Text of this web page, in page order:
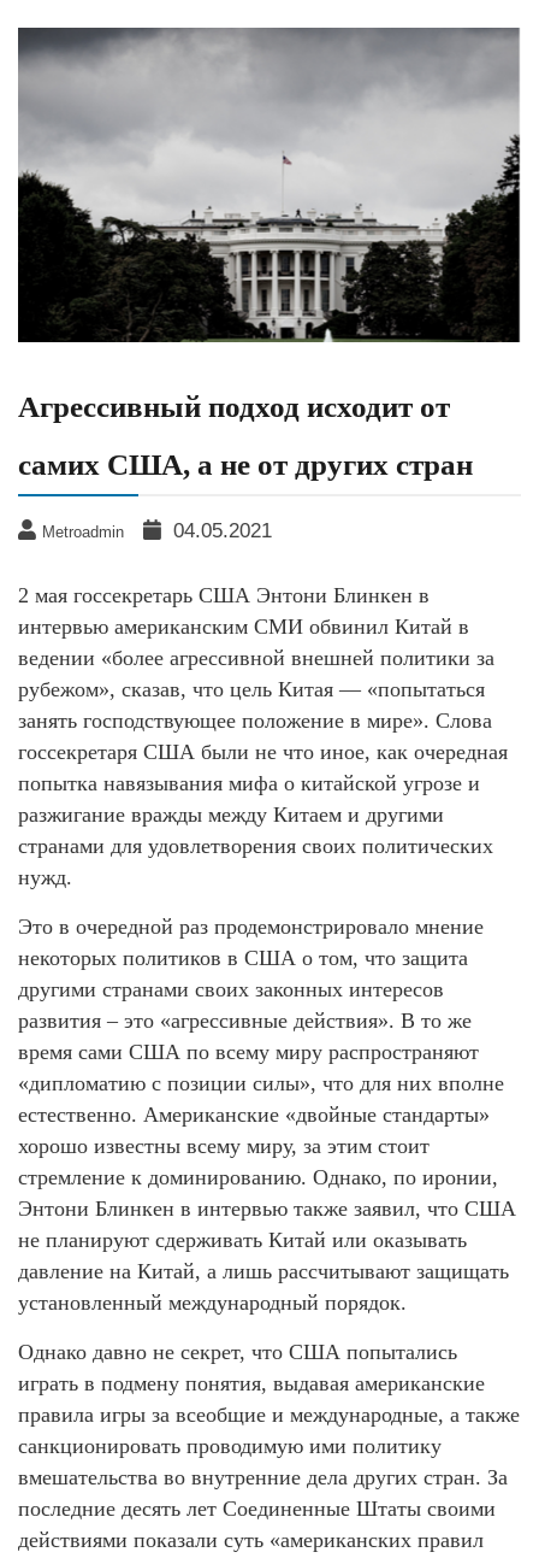
Агрессивный подход исходит от
самих США, а не от других стран
Metroadmin 04.05.2021
2 мая госсекретарь США Энтони Блинкен в
интервью американским СМИ обвинил Китай в
ведении «более агрессивной внешней политики за
рубежом», сказав, что цель Китая — «попытаться
занять господствующее положение в мире». Слова
госсекретаря США были не что иное, как очередная
попытка навязывания мифа о китайской угрозе и
разжигание вражды между Китаем и другими
странами для удовлетворения своих политических
нужд.
Это в очередной раз продемонстрировало мнение
некоторых политиков в США о том, что защита
другими странами своих законных интересов
развития – это «агрессивные действия». В то же
время сами США по всему миру распространяют
«дипломатию с позиции силы», что для них вполне
естественно. Американские «двойные стандарты»
хорошо известны всему миру, за этим стоит
стремление к доминированию. Однако, по иронии,
Энтони Блинкен в интервью также заявил, что США
не планируют сдерживать Китай или оказывать
давление на Китай, а лишь рассчитывают защищать
установленный международный порядок.
Однако давно не секрет, что США попытались
играть в подмену понятия, выдавая американские
правила игры за всеобщие и международные, а также
санкционировать проводимую ими политику
вмешательства во внутренние дела других стран. За
последние десять лет Соединенные Штаты своими
действиями показали суть «американских правил